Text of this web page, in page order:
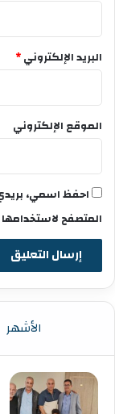
البريد الإلكتروني*
الموقع الإلكتروني
احفظ اسمي،
المتصفح
الأشهر